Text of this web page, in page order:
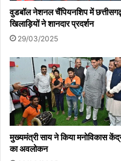
वुडबॉल नेशनल चैंपियनशिप में
खिलाड़ियों ने शानदार प्रदर्शन
29/03/2025
मुख्यमंत्री साय ने किया मनोविकास
का अवलोकन